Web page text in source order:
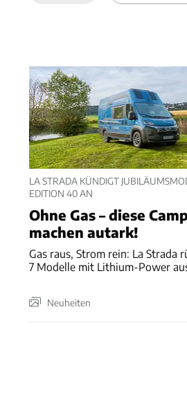
LA STRADA KÜNDIGT
EDITION 40 AN
Ohne Gas – diese
machen autark!
Gas raus, Strom rein: La Strada
7 Modelle mit Lithium-Power
Neuheiten